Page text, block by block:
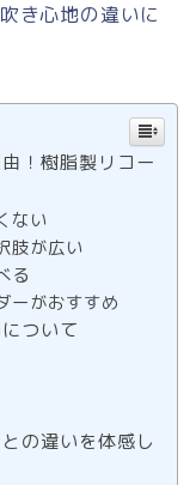
き心地の違いに
！樹脂製リコー
ない
肢が広い
る
ーがおすすめ
ついて
の違いを体感し